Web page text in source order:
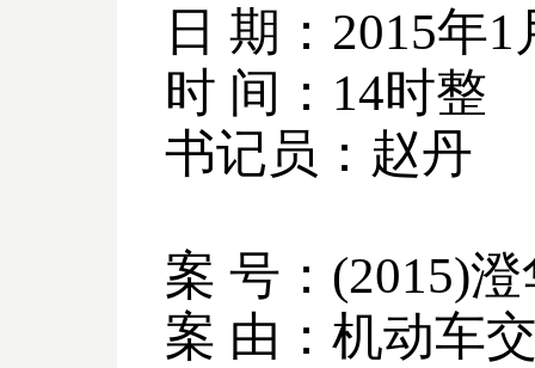
日 期： 2015年1
时 间： 14时整
书记员：赵丹
案 号： (2015)澄
案 由：机动车